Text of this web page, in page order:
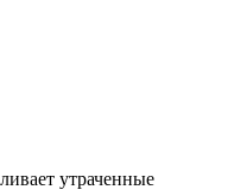
утраченные